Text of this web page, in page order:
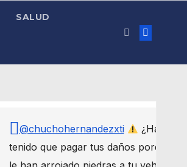
SALUD
@chuchohernandezxti
¿Has
tenido que pagar tus daños porque